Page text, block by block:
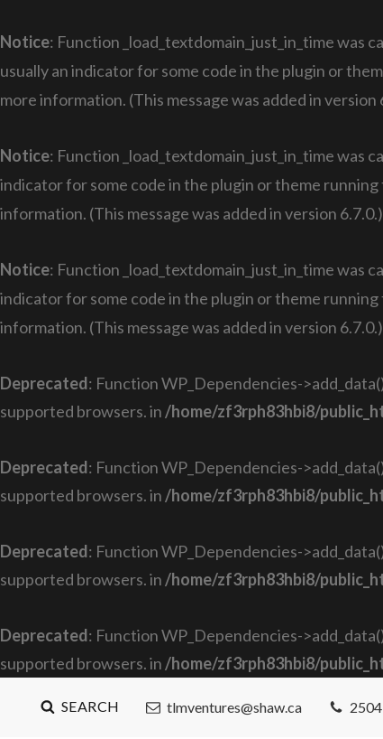
Notice: Function _load_textdomain_just_in_time was
usually an indicator for some code in the plugin or
more information. (This message was added in version
Notice: Function _load_textdomain_just_in_time was
indicator for some code in the plugin or theme
information. (This message was added in version
Notice: Function _load_textdomain_just_in_time was
indicator for some code in the plugin or theme
information. (This message was added in version
Deprecated: Function WP_Dependencies-
supported browsers. in /home/zf3rph83hbi8/
Deprecated: Function WP_Dependencies-
supported browsers. in /home/zf3rph83hbi8/
Deprecated: Function WP_Dependencies-
supported browsers. in /home/zf3rph83hbi8/
Deprecated: Function WP_Dependencies-
supported browsers. in /home/zf3rph83hbi8/
SEARCH tlmventures@shaw.ca